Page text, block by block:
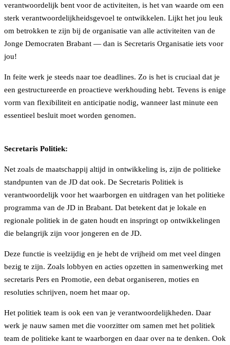
verantwoordelijk bent voor de activiteiten, is het van waarde om een
sterk verantwoordelijkheidsgevoel te ontwikkelen. Lijkt het jou leuk
om betrokken te zijn bij de organisatie van alle activiteiten van de
Jonge Democraten Brabant — dan is Secretaris Organisatie iets voor
jou!
In feite werk je steeds naar toe deadlines. Zo is het is cruciaal dat je
een gestructureerde en proactieve werkhouding hebt. Tevens is enige
vorm van flexibiliteit en anticipatie nodig, wanneer last minute een
essentieel besluit moet worden genomen.
Secretaris Politiek:
Net zoals de maatschappij altijd in ontwikkeling is, zijn de politieke
standpunten van de JD dat ook. De Secretaris Politiek is
verantwoordelijk voor het waarborgen en uitdragen van het politieke
programma van de JD in Brabant. Dat betekent dat je lokale en
regionale politiek in de gaten houdt en inspringt op ontwikkelingen
die belangrijk zijn voor jongeren en de JD.
Deze functie is veelzijdig en je hebt de vrijheid om met veel dingen
bezig te zijn. Zoals lobbyen en acties opzetten in samenwerking met
secretaris Pers en Promotie, een debat organiseren, moties en
resoluties schrijven, noem het maar op.
Het politiek team is ook een van je verantwoordelijkheden. Daar
werk je nauw samen met die voorzitter om samen met het politiek
team de politieke kant te waarborgen en daar over na te denken. Ook